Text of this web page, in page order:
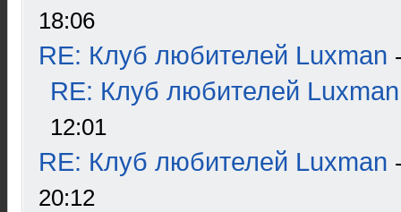
18:06
RE: Клуб любителей Luxman
RE: Клуб любителей Luxman
12:01
RE: Клуб любителей Luxman
20:12